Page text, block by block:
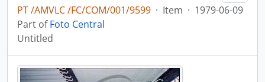
PT /AMVLC /FC/COM/001/9599 · Item · 1979-06-09
Part ofFoto Central
Untitled